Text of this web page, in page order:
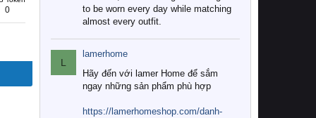
0
to be worn every day while matching
almost every outfit.
L
lamerhome
Hãy đến với lamer Home để sắm
ngay những sản phẩm phù hợp
https://lamerhomeshop.com/danh-